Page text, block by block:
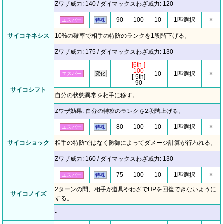
Zワザ威力: 140 / ダイマックスわざ威力: 120
サイコキネシス
エスパー 特殊 90 100 10 1匹選択 ×
10%の確率で相手の特防のランクを1段階下げる。
Zワザ威力: 175 / ダイマックスわざ威力: 130
サイコシフト
エスパー 変化 -
[6th-]
100
[-5th]
90
10 1匹選択 ×
自分の状態異常を相手に移す。
Zワザ効果: 自分の特攻のランクを2段階上げる。
サイコショック
エスパー 特殊 80 100 10 1匹選択 ×
相手の特防ではなく防御によってダメージ計算が行われる。
Zワザ威力: 160 / ダイマックスわざ威力: 130
サイコノイズ
エスパー 特殊 75 100 10 1匹選択 ×
2ターンの間、相手が道具やわざでHPを回復できないように
する。
-